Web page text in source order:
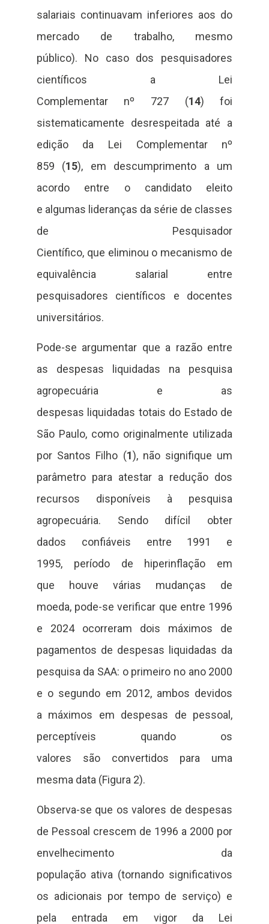
salariais continuavam inferiores aos do
mercado de trabalho, mesmo
público). No caso dos pesquisadores
científicos a Lei
Complementar nº 727 (14) foi
sistematicamente desrespeitada até a
edição da Lei Complementar nº
859 (15), em descumprimento a um
acordo entre o candidato eleito
e algumas lideranças da série de classes
de Pesquisador
Científico, que eliminou o mecanismo de
equivalência salarial entre
pesquisadores científicos e docentes
universitários.
Pode-se argumentar que a razão entre
as despesas liquidadas na pesquisa
agropecuária e as
despesas liquidadas totais do Estado de
São Paulo, como originalmente utilizada
por Santos Filho (1), não signifique um
parâmetro para atestar a redução dos
recursos disponíveis à pesquisa
agropecuária. Sendo difícil obter
dados confiáveis entre 1991 e
1995, período de hiperinflação em
que houve várias mudanças de
moeda, pode-se verificar que entre 1996
e 2024 ocorreram dois máximos de
pagamentos de despesas liquidadas da
pesquisa da SAA: o primeiro no ano 2000
e o segundo em 2012, ambos devidos
a máximos em despesas de pessoal,
perceptíveis quando os
valores são convertidos para uma
mesma data (Figura 2).
Observa-se que os valores de despesas
de Pessoal crescem de 1996 a 2000 por
envelhecimento da
população ativa (tornando significativos
os adicionais por tempo de serviço) e
pela entrada em vigor da Lei